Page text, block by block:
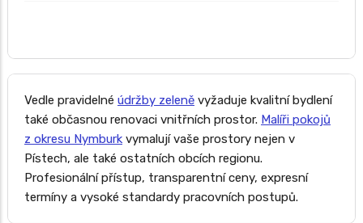
Vedle pravidelné údržby zeleně vyžaduje kvalitní bydlení
také občasnou renovaci vnitřních prostor. Malíři pokojů
z okresu Nymburk vymalují vaše prostory nejen v
Pístech, ale také ostatních obcích regionu.
Profesionální přístup, transparentní ceny, expresní
termíny a vysoké standardy pracovních postupů.